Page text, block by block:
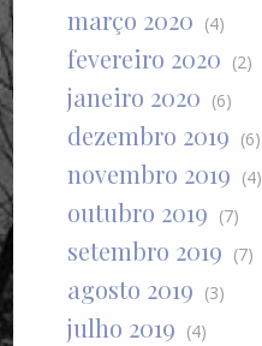
março 2020 (4)
fevereiro 2020 (2)
janeiro 2020 (6)
dezembro 2019 (6)
novembro 2019 (4)
outubro 2019 (7)
setembro 2019 (7)
agosto 2019 (3)
julho 2019 (4)